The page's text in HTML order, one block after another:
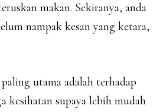
makan. Sekiranya, anda
nampak kesan yang ketara,
utama adalah terhadap
kesihatan supaya lebih mudah